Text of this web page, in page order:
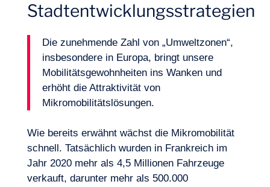
Kontakt
DE
Stadtentwicklungsstrategien
Die zunehmende Zahl von „Umweltzonen“,
insbesondere in Europa, bringt unsere
Mobilitätsgewohnheiten ins Wanken und
erhöht die Attraktivität von
Mikromobilitätslösungen.
Wie bereits erwähnt wächst die Mikromobilität
schnell. Tatsächlich wurden in Frankreich im
Jahr 2020 mehr als 4,5 Millionen Fahrzeuge
verkauft, darunter mehr als 500.000